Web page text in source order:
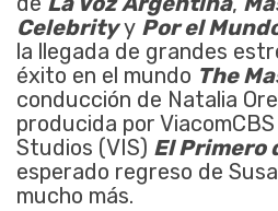
Celebrityy Por el
la llegada de grandes
éxito en el mundo The
conducción de Natalia
producida por
Studios (VIS) El Primero
esperado regreso de
mucho más.